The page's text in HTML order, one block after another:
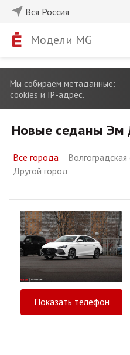
Вся Россия
Модели MG
Мы собираем метаданные:
cookies и IP-адрес.
Новые седаны Эм
Все города
Другой город
Показать телефон